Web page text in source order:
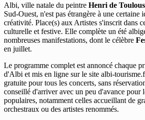
Albi, ville natale du peintre Henri de
Sud-Ouest, n'est pas étrangère à une certaine
créativité. Place(s) aux Artistes s'inscrit dans
culturelle et festive. Elle complète un été
nombreuses manifestations, dont le célèbre
en juillet.
Le programme complet est annoncé chaque
d'Albi et mis en ligne sur le site albi-
gratuite pour tous les concerts, sans
conseillé d'arriver avec un peu d'avance pour
populaires, notamment celles accueillant de
orchestraux ou des artistes renommés.